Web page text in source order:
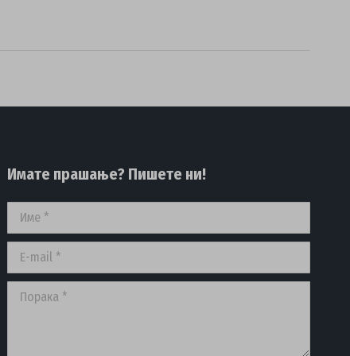
Имате прашање? Пишете ни!
Име *
E-mail *
Порака *